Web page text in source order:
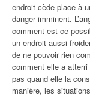
endroit cède place à
danger imminent.
comment est-ce
un endroit aussi
de ne pouvoir rien
comment elle a
pas quand elle la
manière, les